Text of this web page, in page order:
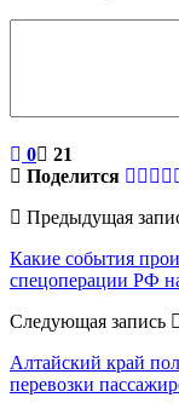
0
21
Поделится
Предыдущая
Какие события
спецоперации РФ
Следующая запись
Алтайский край
перевозки